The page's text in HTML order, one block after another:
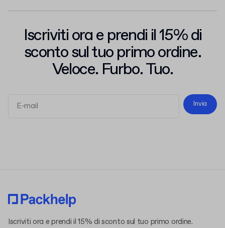
Iscriviti ora e prendi il 15% di
sconto sul tuo primo ordine.
Veloce. Furbo. Tuo.
Invia
Iscriviti ora e prendi il 15% di sconto sul tuo primo ordine.